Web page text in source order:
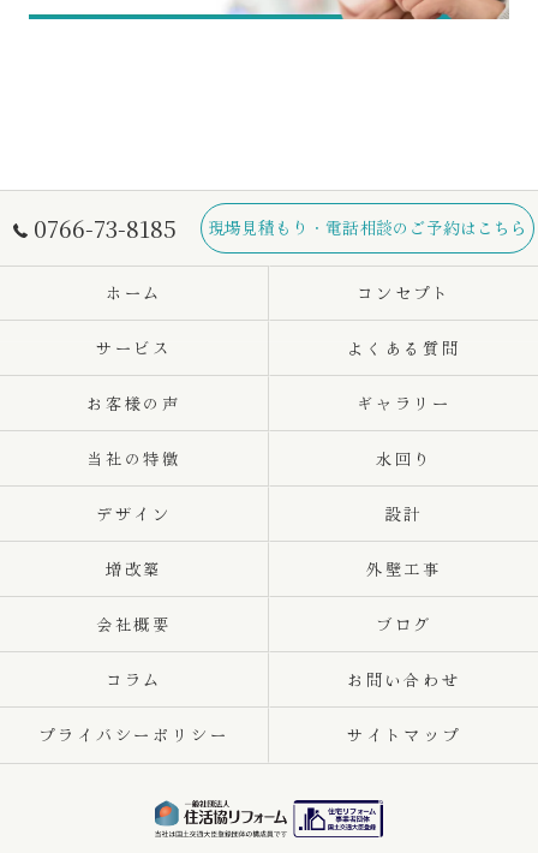
0766-73-8185 現場見積もり・電話相談のご予約はこちら
ホーム コンセプト
サービス よくある質問
お客様の声 ギャラリー
当社の特徴 水回り
デザイン 設計
増改築 外壁工事
会社概要 ブログ
コラム お問い合わせ
プライバシーポリシー サイトマップ